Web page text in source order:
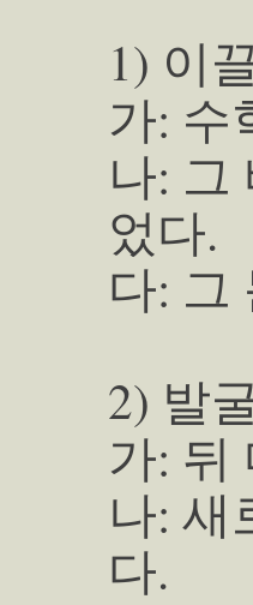
1) 이
가: 수
나: 그
었다.
다: 그
2) 발
가: 뒤
나: 새
다.